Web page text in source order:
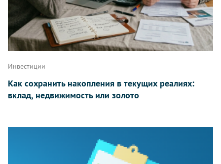
Инвестиции
Как сохранить накопления в текущих реалиях:
вклад, недвижимость или золото